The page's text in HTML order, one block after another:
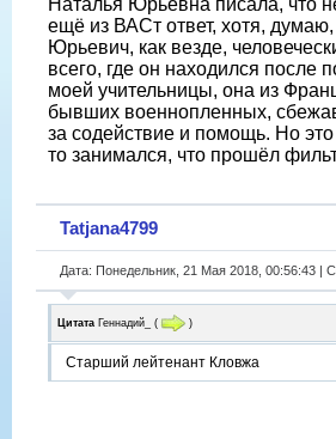
Наталья Юрьевна писала, что
ещё из ВАСт ответ, хотя, думаю,
Юрьевич, как везде,
всего, где он находился после
моей учительницы, она из
бывших военнопленных,
за содействие и помощь. Но
то занимался, что прошёл
Tatjana4799
Дата: Понедельник, 21 Мая 2018, 00:56:43 |
Цитата Геннадий_ ( )
Старший лейтенант Кловжа